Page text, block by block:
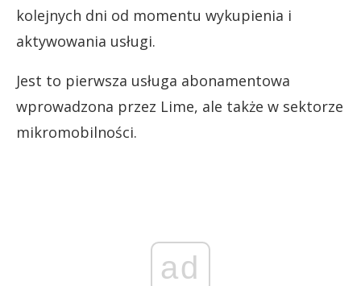
kolejnych dni od momentu wykupienia i
aktywowania usługi.
Jest to pierwsza usługa abonamentowa
wprowadzona przez Lime, ale także w sektorze
mikromobilności.
ad